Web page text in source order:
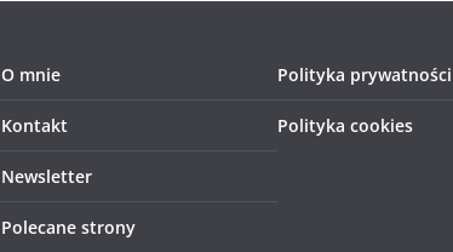
O mnie
Kontakt
Newsletter
Polecane strony
Polityka prywatności
Polityka cookies